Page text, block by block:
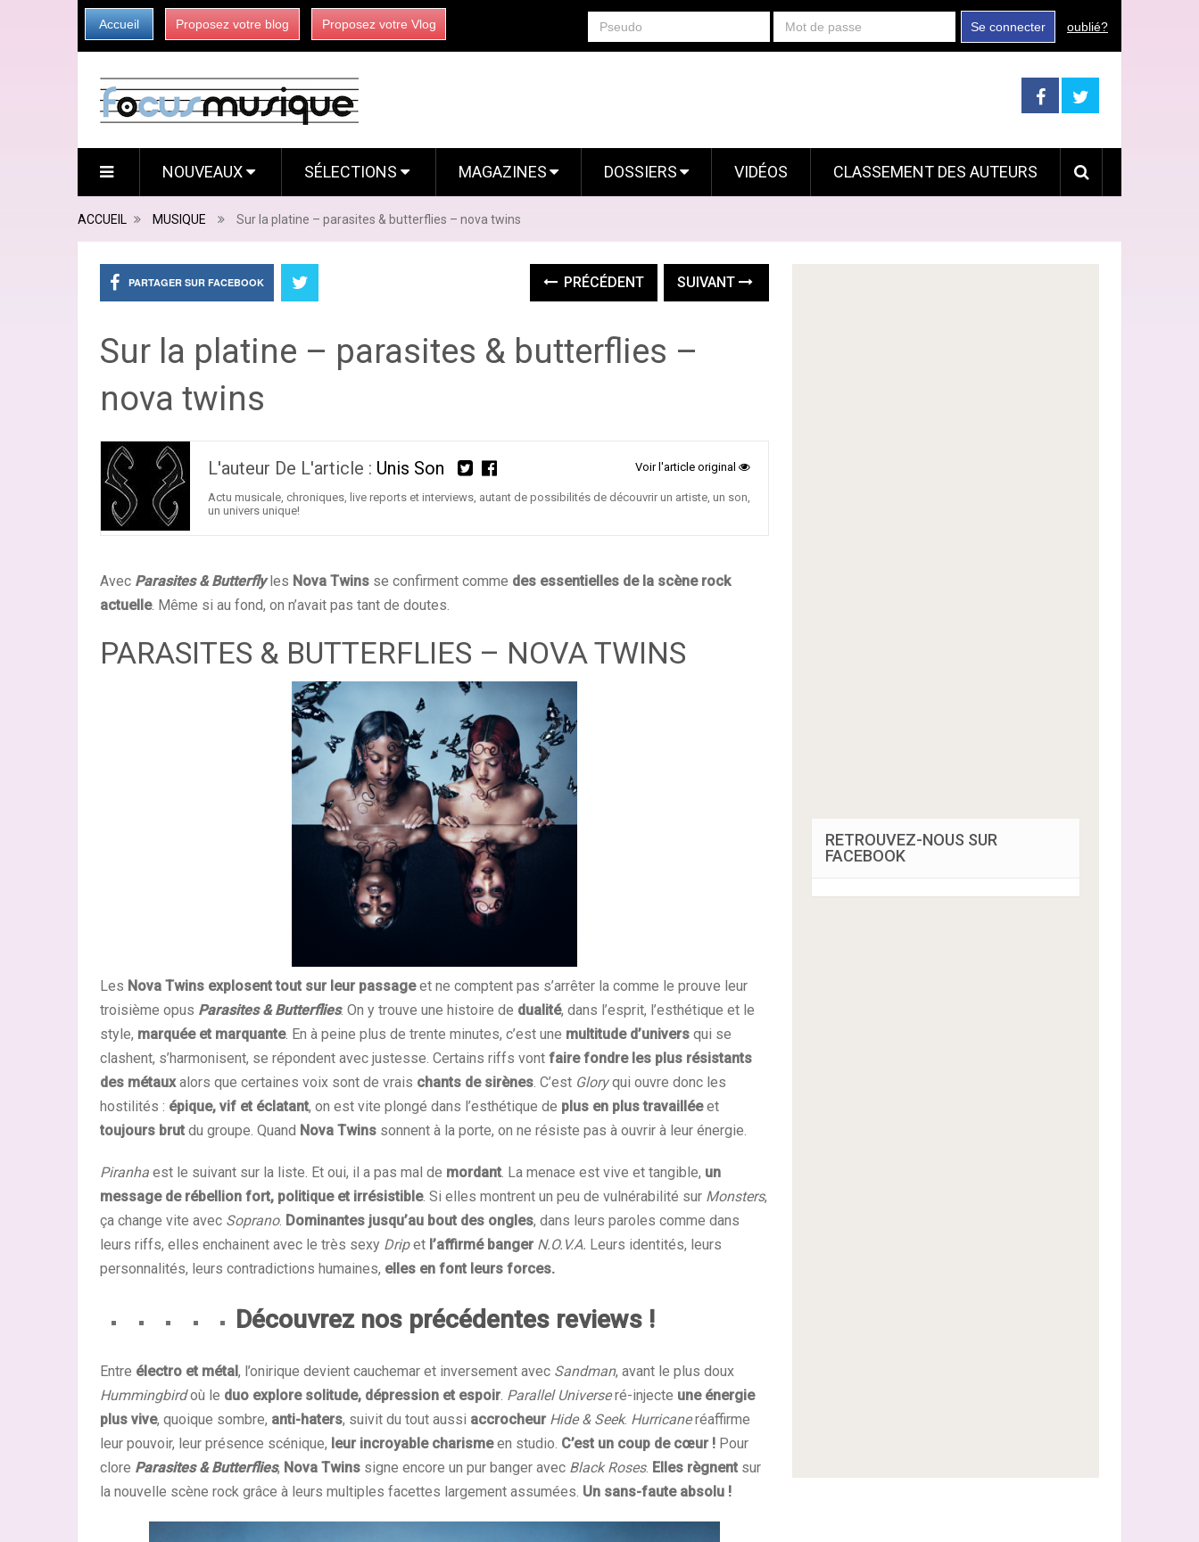
Accueil Proposez votre blog Proposez votre Vlog Se connecter oublié?
NOUVEAUX SÉLECTIONS MAGAZINES DOSSIERS VIDÉOS CLASSEMENT DES AUTEURS
ACCUEIL MUSIQUE Sur la platine – parasites & butterflies – nova twins
PARTAGER SUR FACEBOOK PRÉCÉDENT SUIVANT
Sur la platine – parasites & butterflies –
nova twins
L'auteur De L'article : Unis Son Voir l'article original
Actu musicale, chroniques, live reports et interviews, autant de possibilités de découvrir un artiste, un son,
un univers unique!
Avec Parasites & Butterflyles Nova Twins se confirment comme des essentielles de la scène rock
actuelle. Même si au fond, on n’avait pas tant de doutes.
PARASITES & BUTTERFLIES – NOVA TWINS
Les Nova Twins explosent tout sur leur passageet ne comptent pas s’arrêter la comme le prouve leur
troisième opus Parasites & Butterflies. On y trouve une histoire de dualité, dans l’esprit, l’esthétique et le
style, marquée et marquante. En à peine plus de trente minutes, c’est une multitude d’univers qui se
clashent, s’harmonisent, se répondent avec justesse. Certains riffs vont faire fondre les plus résistants
des métauxalors que certaines voix sont de vrais chants de sirènes. C’est Gloryqui ouvre donc les
hostilités : épique, vif et éclatant, on est vite plongé dans l’esthétique de plus en plus travailléeet
toujours brut du groupe. Quand Nova Twins sonnent à la porte, on ne résiste pas à ouvrir à leur énergie.
Piranha est le suivant sur la liste. Et oui, il a pas mal de mordant. La menace est vive et tangible, un
message de rébellion fort, politique et irrésistible. Si elles montrent un peu de vulnérabilité sur Monsters,
ça change vite avec Soprano. Dominantes jusqu’au bout des ongles, dans leurs paroles comme dans
leurs riffs, elles enchainent avec le très sexy Dripet l’affirmé banger N.O.V.A. Leurs identités, leurs
personnalités, leurs contradictions humaines, elles en font leurs forces.
Découvrez nos précédentes reviews !
Entre électro et métal, l’onirique devient cauchemar et inversement avec Sandman, avant le plus doux
Hummingbirdoù le duo explore solitude, dépression et espoir. Parallel Universeré-injecte une énergie
plus vive, quoique sombre, anti-haters, suivit du tout aussi accrocheur Hide & Seek. Hurricaneréaffirme
leur pouvoir, leur présence scénique, leur incroyable charismeen studio. C’est un coup de cœur ! Pour
clore Parasites & Butterflies, Nova Twins signe encore un pur banger avec Black Roses. Elles règnent sur
la nouvelle scène rock grâce à leurs multiples facettes largement assumées. Un sans-faute absolu !
RETROUVEZ-NOUS SUR
FACEBOOK